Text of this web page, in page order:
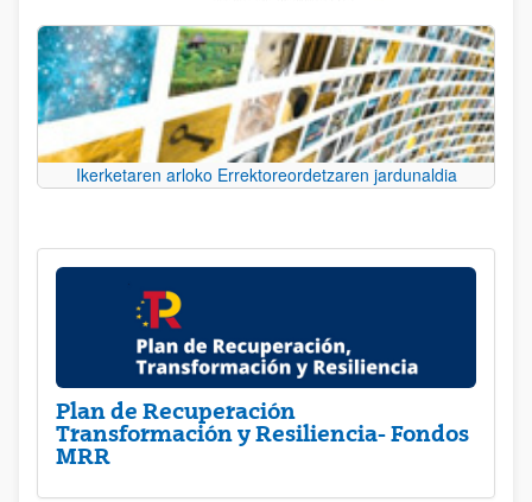
Ikerketaren arloko Errektoreordetzaren jardunaldia
Plan de Recuperación
Transformación y Resiliencia- Fondos
MRR